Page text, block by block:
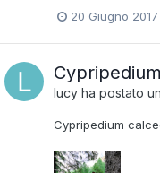
20 Giugno 2017
lucy ha postato
Cypripedium